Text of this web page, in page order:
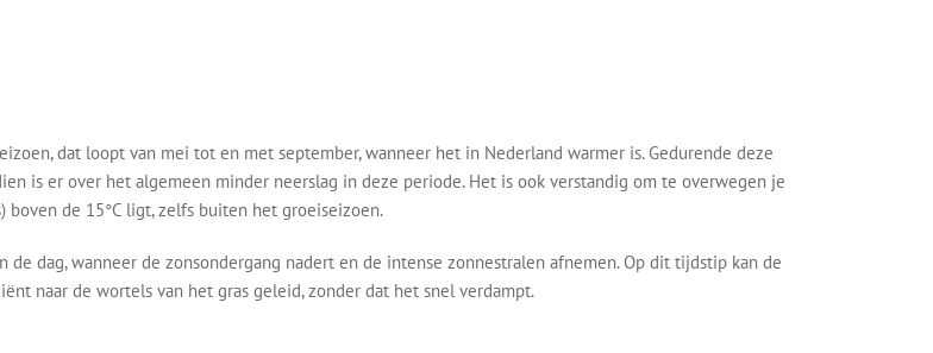
dat loopt van mei tot en met september, wanneer het in Nederland warmer is. Gedurende deze
is er over het algemeen minder neerslag in deze periode. Het is ook verstandig om te overwegen je
de 15°C ligt, zelfs buiten het groeiseizoen.
dag, wanneer de zonsondergang nadert en de intense zonnestralen afnemen. Op dit tijdstip kan de
naar de wortels van het gras geleid, zonder dat het snel verdampt.